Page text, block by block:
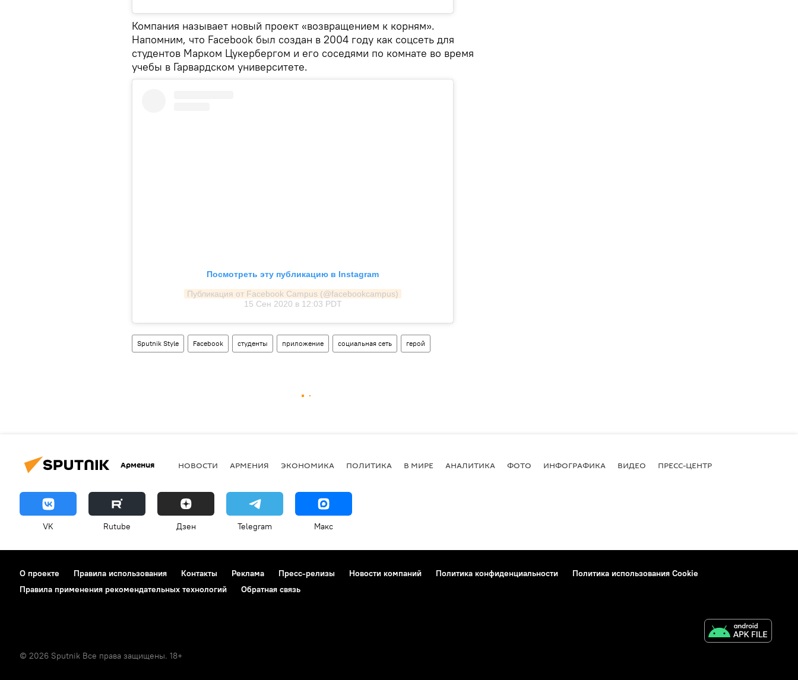
Компания называет новый проект «возвращением к корням».
Напомним, что Facebook был создан в 2004 году как соцсеть для
студентов Марком Цукербергом и его соседями по комнате во время
учебы в Гарвардском университете.
Посмотреть эту публикацию в Instagram
Публикация от Facebook Campus (@facebookcampus)
15 Сен 2020 в 12:03 PDT
Sputnik Style Facebook студенты приложение социальная сеть герой
Армения НОВОСТИ АРМЕНИЯ ЭКОНОМИКА ПОЛИТИКА В МИРЕ АНАЛИТИКА ФОТО ИНФОГРАФИКА ВИДЕО ПРЕСС-ЦЕНТР
VK Rutube Дзен Telegram Макс
О проекте Правила использования Контакты Реклама Пресс-релизы Новости компаний Политика конфиденциальности
Политика использования Cookie
Правила применения рекомендательных технологий
Обратная связь
© 2026 Sputnik Все права защищены. 18+